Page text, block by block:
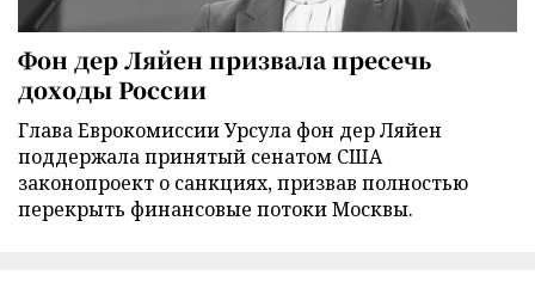
Фон дер Ляйен призвала пресечь
доходы России
Глава Еврокомиссии Урсула фон дер Ляйен
поддержала принятый сенатом США
законопроект о санкциях, призвав полностью
перекрыть финансовые потоки Москвы.